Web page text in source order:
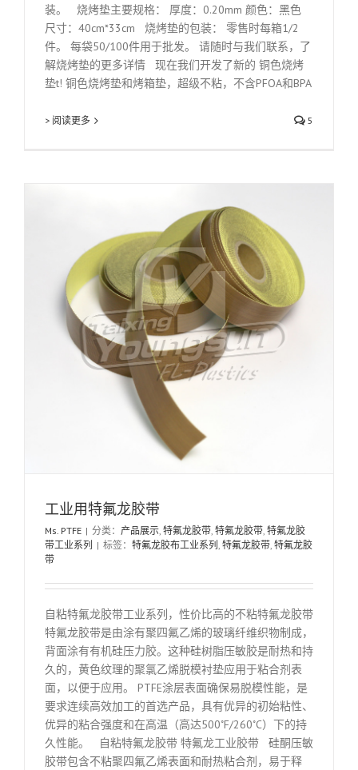
装。 烧烤垫主要规格： 厚度：0.20mm 颜色：黑色
尺寸：40cm*33cm 烧烤垫的包装： 零售时每箱1/2
件。 每袋50/100件用于批发。 请随时与我们联系，了
解烧烤垫的更多详情 现在我们开发了新的 铜色烧烤
垫t! 铜色烧烤垫和烤箱垫，超级不粘，不含PFOA和BPA
> 阅读更多 5
工业用特氟龙胶带
Ms. PTFE | 分类： 产品展示 特氟龙胶带 特氟龙胶带 特氟龙胶
带工业系列 | 标签： 特氟龙胶布工业系列 特氟龙胶带 特氟龙胶
带
自粘特氟龙胶带工业系列，性价比高的不粘特氟龙胶带
特氟龙胶带是由涂有聚四氟乙烯的玻璃纤维织物制成，
背面涂有有机硅压力胶。这种硅树脂压敏胶是耐热和持
久的，黄色纹理的聚氯乙烯脱模衬垫应用于粘合剂表
面，以便于应用。 PTFE涂层表面确保易脱模性能，是
要求连续高效加工的首选产品，具有优异的初始粘性、
优异的粘合强度和在高温（高达500˚F/260˚C）下的持
久性能。 自粘特氟龙胶带 特氟龙工业胶带 硅酮压敏
胶带包含不粘聚四氟乙烯表面和耐热粘合剂，易于释